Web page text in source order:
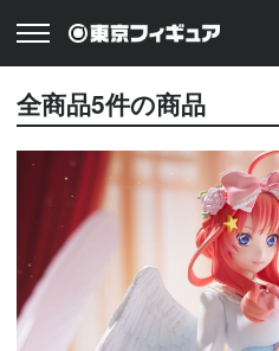
全商品5件の商品